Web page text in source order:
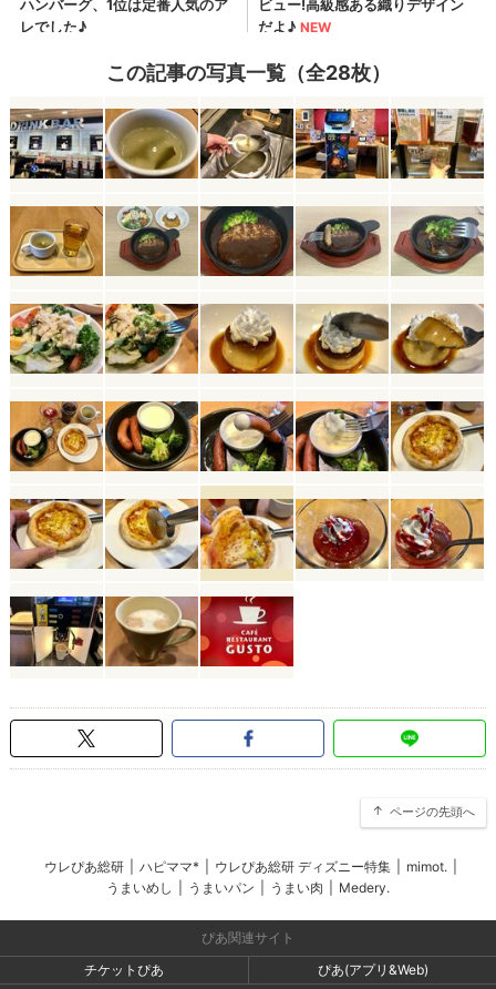
この記事の写真一覧（全28枚）
ページの先頭へ
ウレぴあ総研 ハピママ* ウレぴあ総研 ディズニー特集 mimot.
うまいめし
うまいパン うまい肉 Medery.
ぴあ関連サイト
チケットぴあ
ぴあ(アプリ&Web)